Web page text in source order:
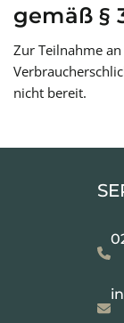
gemäß §
Zur Teilnahme
nicht bereit.